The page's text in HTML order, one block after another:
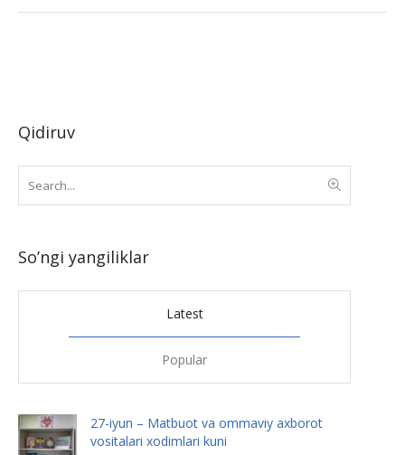
Qidiruv
So’ngi yangiliklar
Latest
Popular
27-iyun – Matbuot va ommaviy axborot
vositalari xodimlari kuni